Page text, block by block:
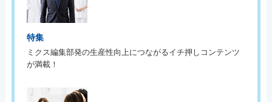
特集
ミクス編集部発の生産性向上につながるイチ押しコンテンツ
が満載！